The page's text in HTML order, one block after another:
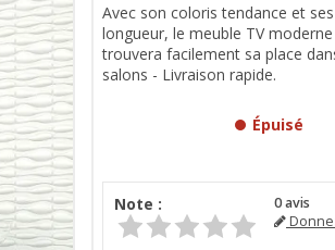
Avec son coloris tendance et
longueur, le meuble TV
trouvera facilement sa place
salons - Livraison rapide.
Épuisé
Note : 0avis